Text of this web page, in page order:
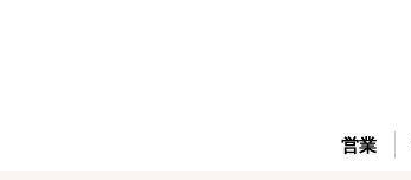
営業